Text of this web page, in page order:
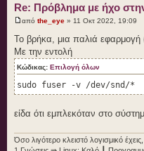
Driver version: k5.15.0-
Library version: 1.2.6.1
Utilities version: 1.2.6
!!Loaded ALSA modules
!!-------------------
snd_hda_intel (card 0)
Re: Πρόβλημα με ήχο
από the_eye » 11 Οκτ 2022, 19:09
Το βρήκα, μια παλιά εφαρμογή
Με την εντολή
Κώδικας: Επιλογή όλων
sudo fuser -v /dev/snd/*
είδα ότι εμπλεκόταν στο
Όσο λιγότερο κλειστό λογισμικό